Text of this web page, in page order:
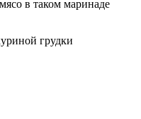
в таком маринаде
грудки